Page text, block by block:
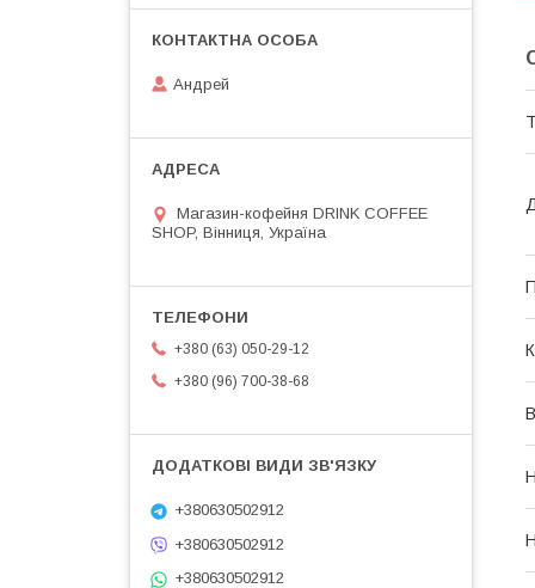
Андрей
Магазин-кофейня DRINK COFFEE
SHOP, Вінниця, Україна
+380 (63) 050-29-12
+380 (96) 700-38-68
+380630502912
+380630502912
+380630502912